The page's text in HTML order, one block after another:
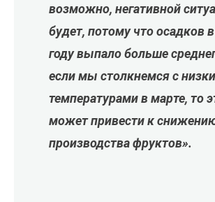
возможно, негативной
будет, потому что осадков
году выпало больше
если мы столкнемся с
температурами в марте, то
может привести к
производства фруктов».